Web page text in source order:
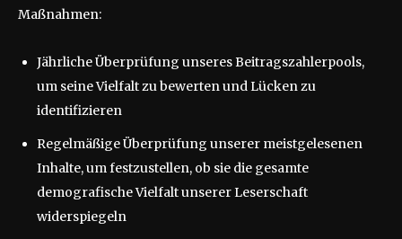
Maßnahmen:
Jährliche Überprüfung unseres Beitragszahlerpools,
um seine Vielfalt zu bewerten und Lücken zu
identifizieren
Regelmäßige Überprüfung unserer meistgelesenen
Inhalte, um festzustellen, ob sie die gesamte
demografische Vielfalt unserer Leserschaft
widerspiegeln